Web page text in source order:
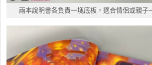
兩本說明書各負責一塊底板，適合情侶或親子